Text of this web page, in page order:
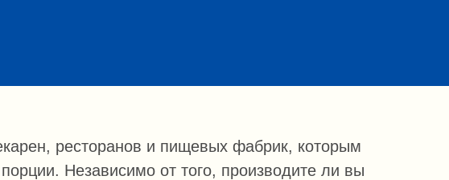
ресторанов и пищевых фабрик, которым
Независимо от того, производите ли вы